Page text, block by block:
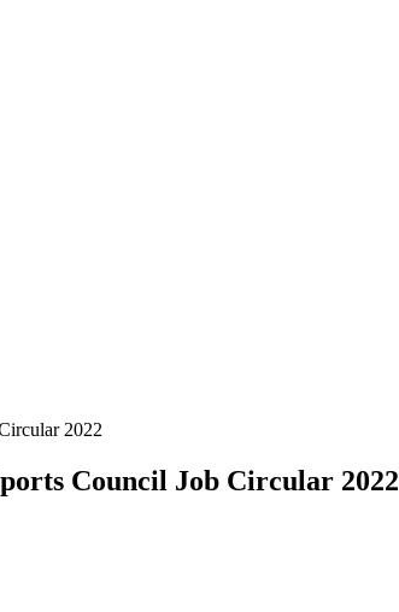
Circular 2022
Sports Council Job Circular 2022